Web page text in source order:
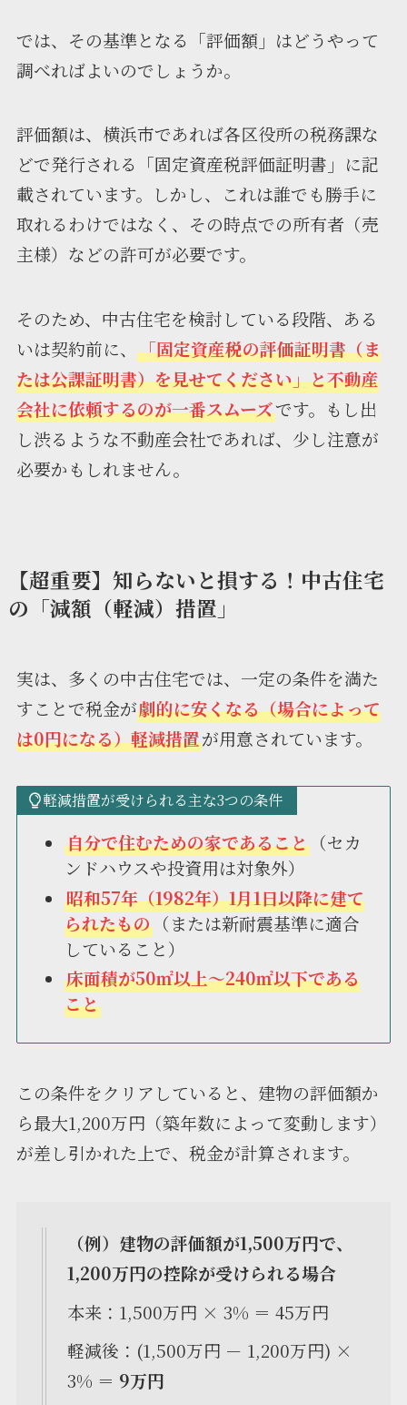
では、その基準となる「評価額」はどうやって
調べればよいのでしょうか。
評価額は、横浜市であれば各区役所の税務課な
どで発行される「固定資産税評価証明書」に記
載されています。しかし、これは誰でも勝手に
取れるわけではなく、その時点での所有者（売
主様）などの許可が必要です。
そのため、中古住宅を検討している段階、ある
いは契約前に、 「固定資産税の評価証明書（ま
たは公課証明書）を見せてください」と不動産
会社に依頼するのが一番スムーズです。もし出
し渋るような不動産会社であれば、少し注意が
必要かもしれません。
【超重要】知らないと損する！中古住宅
の「減額（軽減）措置」
実は、多くの中古住宅では、一定の条件を満た
すことで税金が劇的に安くなる（場合によって
は0円になる）軽減措置が用意されています。
軽減措置が受けられる主な3つの条件
自分で住むための家であること（セカ
ンドハウスや投資用は対象外）
昭和57年（1982年）1月1日以降に建て
られたもの（または新耐震基準に適合
していること）
床面積が50㎡以上〜240㎡以下である
こと
この条件をクリアしていると、建物の評価額か
ら最大1,200万円（築年数によって変動します）
が差し引かれた上で、税金が計算されます。
（例）建物の評価額が1,500万円で、
1,200万円の控除が受けられる場合
本来：1,500万円 × 3% ＝ 45万円
軽減後：(1,500万円 － 1,200万円) ×
3% ＝ 9万円